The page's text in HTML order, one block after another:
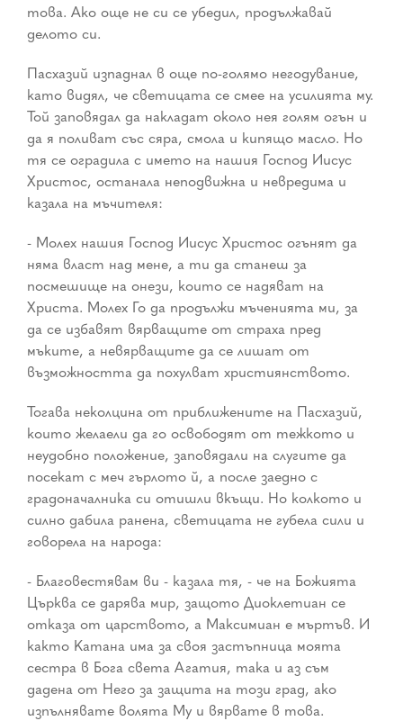
това. Ако още не си се убедил, продължавай
делото си.
Пасхазий изпаднал в още по-голямо негодувание,
като видял, че светицата се смее на усилията му.
Той заповядал да накладат около нея голям огън и
да я поливат със сяра, смола и кипящо масло. Но
тя се оградила с името на нашия Господ Иисус
Христос, останала неподвижна и невредима и
казала на мъчителя:
- Молех нашия Господ Иисус Христос огънят да
няма власт над мене, а ти да станеш за
посмешище на онези, които се надяват на
Христа. Молех Го да продължи мъченията ми, за
да се избавят вярващите от страха пред
мъките, а невярващите да се лишат от
възможността да похулват християнството.
Тогава неколцина от приближените на Пасхазий,
които желаели да го освободят от тежкото и
неудобно положение, заповядали на слугите да
посекат с меч гърлото й, а после заедно с
градоначалника си отишли вкъщи. Но колкото и
силно дабила ранена, светицата не губела сили и
говорела на народа:
- Благовестявам ви - казала тя, - че на Божията
Църква се дарява мир, защото Диоклетиан се
отказа от царството, а Максимиан е мъртъв. И
както Катана има за своя застъпница моята
сестра в Бога света Агатия, така и аз съм
дадена от Него за защита на този град, ако
изпълнявате волята Му и вярвате в това.